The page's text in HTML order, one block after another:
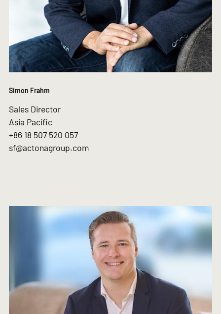
Simon Frahm
Sales Director
Asia Pacific
+86 18 507 520 057
sf@actonagroup.com